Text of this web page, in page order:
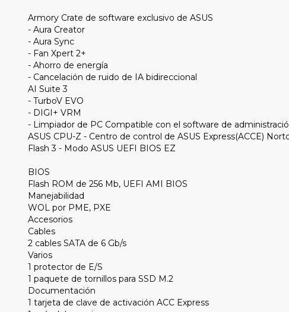
Armory Crate de software exclusivo de ASUS
- Aura Creator
- Aura Sync
- Fan Xpert 2+
- Ahorro de energía
- Cancelación de ruido de IA bidireccional
AI Suite 3
- TurboV EVO
- DIGI+ VRM
- Limpiador de PC Compatible con el software de
ASUS CPU-Z - Centro de control de ASUS Express(ACCE)
Flash 3 - Modo ASUS UEFI BIOS EZ
BIOS
Flash ROM de 256 Mb, UEFI AMI BIOS
Manejabilidad
WOL por PME, PXE
Accesorios
Cables
2 cables SATA de 6 Gb/s
Varios
1 protector de E/S
1 paquete de tornillos para SSD M.2
Documentación
1 tarjeta de clave de activación ACC Express